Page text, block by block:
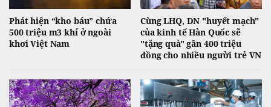
Phát hiện “kho báu” chứa
500 triệu m3 khí ở ngoài
khơi Việt Nam
Cùng LHQ, DN "huyết mạch"
của kinh tế Hàn Quốc sẽ
"tặng quà" gần 400 triệu
đồng cho nhiều người trẻ VN